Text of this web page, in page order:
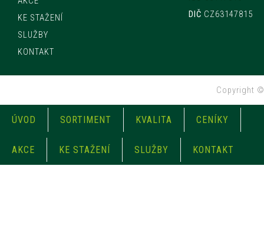
KE STAŽENÍ
SLUŽBY
KONTAKT
DIČ CZ63147815
Copyright
ÚVOD SORTIMENT KVALITA CENÍKY
AKCE KE STAŽENÍ SLUŽBY KONTAKT